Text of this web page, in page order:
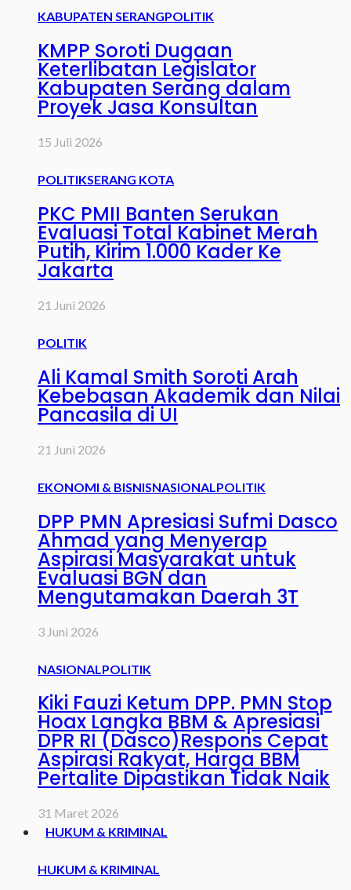
KABUPATEN SERANGPOLITIK
KMPP Soroti Dugaan
Keterlibatan Legislator
Kabupaten Serang dalam
Proyek Jasa Konsultan
15 Juli 2026
POLITIKSERANG KOTA
PKC PMII Banten Serukan
Evaluasi Total Kabinet Merah
Putih, Kirim 1.000 Kader Ke
Jakarta
21 Juni 2026
POLITIK
Ali Kamal Smith Soroti Arah
Kebebasan Akademik dan Nilai
Pancasila di UI
21 Juni 2026
EKONOMI & BISNISNASIONAL POLITIK
DPP PMN Apresiasi Sufmi Dasco
Ahmad yang Menyerap
Aspirasi Masyarakat untuk
Evaluasi BGN dan
Mengutamakan Daerah 3T
3 Juni 2026
NASIONAL POLITIK
Kiki Fauzi Ketum DPP. PMN Stop
Hoax Langka BBM & Apresiasi
DPR RI (Dasco)Respons Cepat
Aspirasi Rakyat, Harga BBM
Pertalite Dipastikan Tidak Naik
31 Maret 2026
HUKUM & KRIMINAL
HUKUM & KRIMINAL